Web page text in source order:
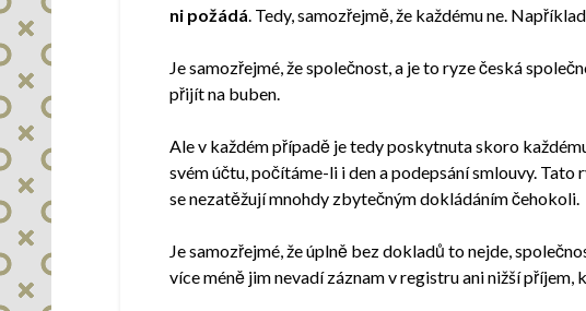
ni požádá. Tedy, samozřejmě, že každému ne.
Je samozřejmé, že společnost, a je to ryze česká
přijít na buben.
Ale v každém případě je tedy poskytnuta skoro
svém účtu, počítáme-li i den a podepsání smlouvy.
se nezatěžují mnohdy zbytečným dokládáním čehokoli.
Je samozřejmé, že úplně bez dokladů to nejde,
více méně jim nevadí záznam v registru ani nižší